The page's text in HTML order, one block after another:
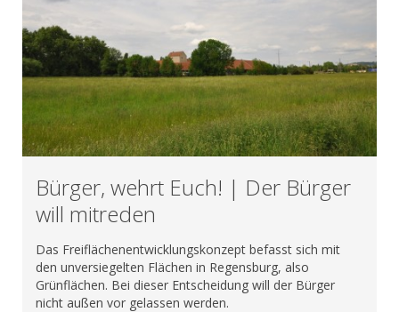
Bürger, wehrt Euch! | Der Bürger
will mitreden
Das Freiflächenentwicklungskonzept befasst sich mit
den unversiegelten Flächen in Regensburg, also
Grünflächen. Bei dieser Entscheidung will der Bürger
nicht außen vor gelassen werden.